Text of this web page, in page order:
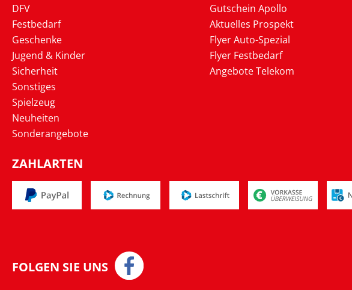
DFV
Festbedarf
Geschenke
Jugend & Kinder
Sicherheit
Sonstiges
Spielzeug
Neuheiten
Sonderangebote
Gutschein Apollo
Aktuelles Prospekt
Flyer Auto-Spezial
Flyer Festbedarf
Angebote Telekom
ZAHLARTEN
FOLGEN SIE UNS